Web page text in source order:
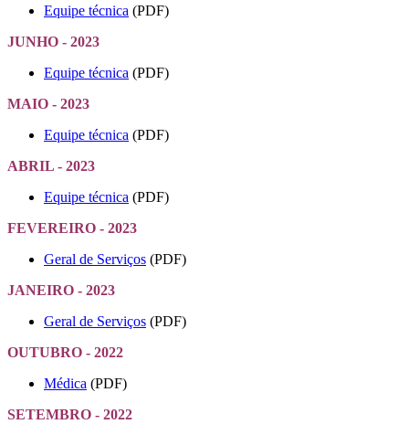
Equipe técnica (PDF)
JUNHO - 2023
Equipe técnica (PDF)
MAIO - 2023
Equipe técnica (PDF)
ABRIL - 2023
Equipe técnica (PDF)
FEVEREIRO - 2023
Geral de Serviços (PDF)
JANEIRO - 2023
Geral de Serviços (PDF)
OUTUBRO - 2022
Médica (PDF)
SETEMBRO - 2022